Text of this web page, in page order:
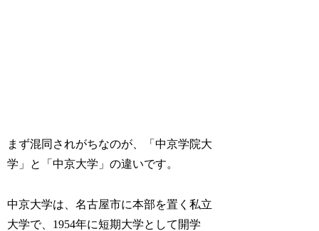
まず混同されがちなのが、「中京学院大
学」と「中京大学」の違いです。
中京大学は、名古屋市に本部を置く私立
大学で、1954年に短期大学として開学